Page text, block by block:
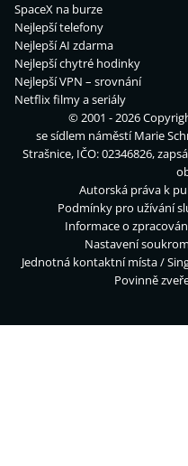
SpaceX na burze
Nejlepší telefony
Nejlepší AI zdarma
Nejlepší chytré hodinky
Nejlepší VPN – srovnání
Netflix filmy a seriály
© 2001 - 2026
se sídlem náměstí Marie
Strašnice, IČO: 02346826,
Autorská práva k
Podmínky pro užívání
Informace o
Nastavení
Jednotná kontaktní místa /
Povinně